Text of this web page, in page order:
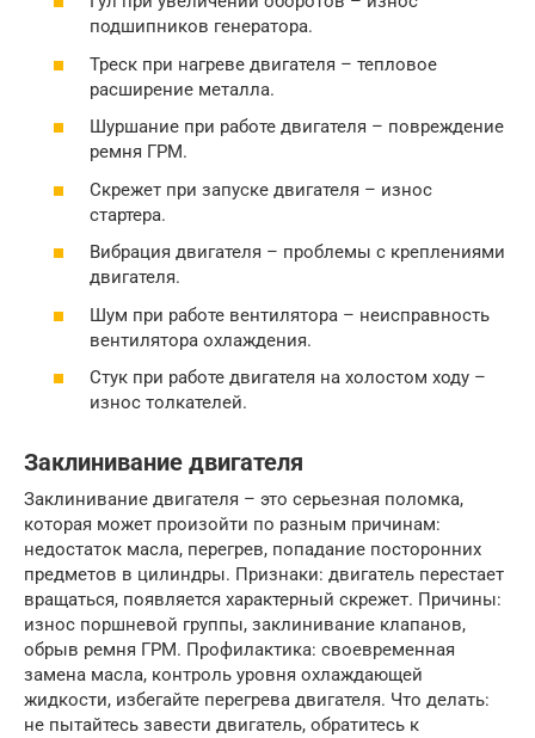
подшипников генератора.
Треск при нагреве двигателя – тепловое
расширение металла.
Шуршание при работе двигателя – повреждение
ремня ГРМ.
Скрежет при запуске двигателя – износ
стартера.
Вибрация двигателя – проблемы с креплениями
двигателя.
Шум при работе вентилятора – неисправность
вентилятора охлаждения.
Стук при работе двигателя на холостом ходу –
износ толкателей.
Заклинивание двигателя
Заклинивание двигателя – это серьезная поломка,
которая может произойти по разным причинам:
недостаток масла, перегрев, попадание посторонних
предметов в цилиндры. Признаки: двигатель перестает
вращаться, появляется характерный скрежет. Причины:
износ поршневой группы, заклинивание клапанов,
обрыв ремня ГРМ. Профилактика: своевременная
замена масла, контроль уровня охлаждающей
жидкости, избегайте перегрева двигателя. Что делать:
не пытайтесь завести двигатель, обратитесь к